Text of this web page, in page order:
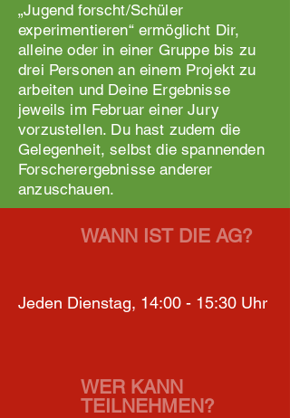
„Jugend forscht/Schüler
experimentieren“ ermöglicht Dir,
alleine oder in einer Gruppe bis zu
drei Personen an einem Projekt zu
arbeiten und Deine Ergebnisse
jeweils im Februar einer Jury
vorzustellen. Du hast zudem die
Gelegenheit, selbst die spannenden
Forscherergebnisse anderer
anzuschauen.
WANN IST DIE AG?
Jeden Dienstag, 14:00 - 15:30 Uhr
WER KANN
TEILNEHMEN?